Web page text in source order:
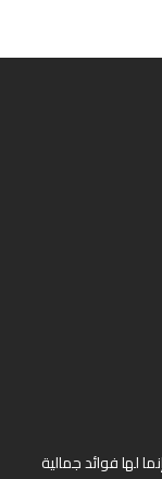
لها فوائد جمالية